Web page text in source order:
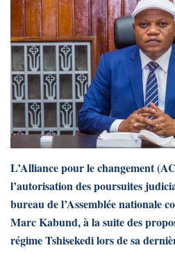
L’Alliance pour le changement
l’autorisation des poursuites
bureau de l’Assemblée nationale
Marc Kabund, à la suite des
régime Tshisekedi lors de sa